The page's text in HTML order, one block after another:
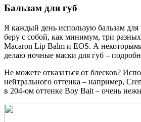
Бальзам для губ
Я каждый день использую бальзам для
беру с собой, как минимум, три
Macaron Lip Balm и EOS. А
делаю ночные маски для губ –
Не можете отказаться от блесков?
нейтрального оттенка – например,
в 204-ом оттенке Boy Bait – очень